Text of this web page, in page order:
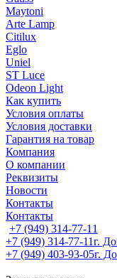
Maytoni
Arte Lamp
Citilux
Eglo
Uniel
ST Luce
Odeon Light
Как купить
Условия оплаты
Условия доставки
Гарантия на товар
Компания
О компании
Реквизиты
Новости
Контакты
Контакты
+7 (949) 314-77-11
+7 (949) 314-77-11г.
+7 (949) 403-93-05г.